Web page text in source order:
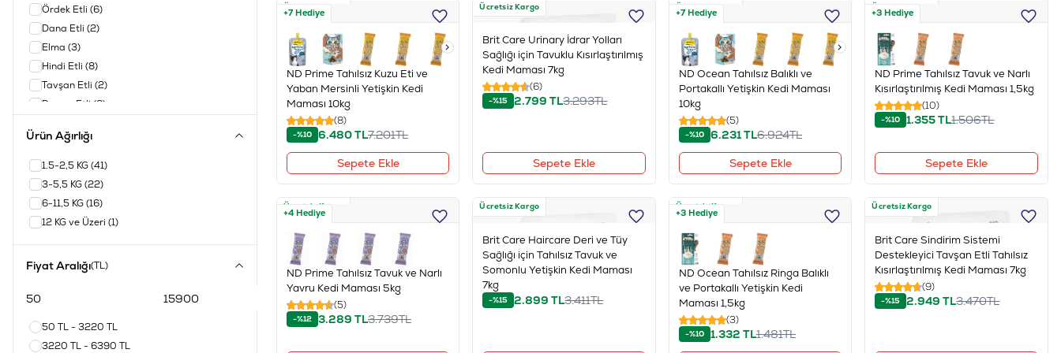
Ördek Etli (6)
Dana Etli (2)
Elma (3)
Hindi Etli (8)
Tavşan Etli (2)
Domuz Etli (8)
Sığır Etli(2)
Balıklı(27)
Somonlu (8)
Yaban Mersinli
Kavunlu
(1)
Portakallı (8)
Ürün Ağırlığı
1.5-2,5 KG(41)
3-5,5 KG(22)
6-11,5 KG(16)
12 KG ve Üzeri (1)
Fiyat Aralığı(TL)
50 TL - 3220 TL
3220 TL - 6390 TL
Ücretsiz Kargo
+7 Hediye
ND Prime Tahılsız Kuzu Eti ve
Yaban Mersinli Yetişkin Kedi
Maması 10kg
(8)
-%10 6.480TL7.201TL
Sepete Ekle
Ücretsiz Kargo
Brit Care Urinary İdrar Yolları
Sağlığı için Tavuklu Kısırlaştırılmış
Kedi Maması 7kg
(6)
-%15 2.799 TL3.293TL
Sepete Ekle
Ücretsiz Kargo
+7 Hediye
ND Ocean Tahılsız Balıklı ve
Portakallı Yetişkin Kedi Maması
10kg
(5)
-%10 6.231TL6.924TL
Sepete Ekle
Ücretsiz Kargo
+3 Hediye
ND Prime Tahılsız Tavuk ve Narlı
Kısırlaştırılmış Kedi Maması 1,5kg
(10)
-%10 1.355TL1.506TL
Sepete Ekle
Ücretsiz Kargo
+4 Hediye
ND Prime Tahılsız Tavuk ve Narlı
Yavru Kedi Maması 5kg
(5)
-%12 3.289 TL3.739TL
Ücretsiz Kargo
Brit Care Haircare Deri ve Tüy
Sağlığı için Tahılsız Tavuk ve
Somonlu Yetişkin Kedi Maması
7kg
-%15 2.899 TL3.411TL
Ücretsiz Kargo
+3 Hediye
ND Ocean Tahılsız Ringa Balıklı
ve Portakallı Yetişkin Kedi
Maması 1,5kg
(3)
-%10 1.332 TL1.481TL
Ücretsiz Kargo
Brit Care Sindirim Sistemi
Destekleyici Tavşan Etli Tahılsız
Kısırlaştırılmış Kedi Maması 7kg
(9)
-%15 2.949 TL3.470TL